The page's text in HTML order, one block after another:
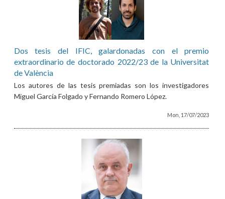
Dos tesis del IFIC, galardonadas con el premio
extraordinario de doctorado 2022/23 de la Universitat
de València
Los autores de las tesis premiadas son los investigadores
Miguel García Folgado y Fernando Romero López.
Mon, 17/07/2023